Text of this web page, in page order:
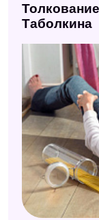
Таболкина